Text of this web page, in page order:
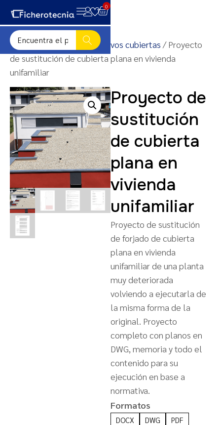
0
Inicio/Detalles constructivos cubiertas / Proyecto
de sustitución de cubierta plana en vivienda
unifamiliar
Proyecto de
sustitución
de cubierta
plana en
vivienda
unifamiliar
Proyecto de sustitución
de forjado de cubierta
plana en vivienda
unifamiliar de una planta
muy deteriorada
volviendo a ejecutarla de
la misma forma de la
original. Proyecto
completo con planos en
DWG, memoria y todo el
contenido para su
ejecución en base a
normativa.
Formatos
DOCX DWG PDF